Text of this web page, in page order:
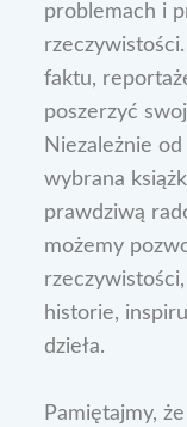
problemach i
faktu,
poszerzyć
Niezależnie
wybrana
prawdziwą
możemy
historie,
dzieła.
Pamiętajmy,